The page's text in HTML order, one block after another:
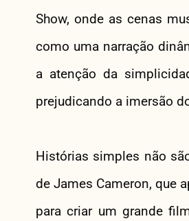
Show, onde as cenas
como uma narração
a atenção da
prejudicando a imersão
Histórias simples não
de James Cameron, que
para criar um grande